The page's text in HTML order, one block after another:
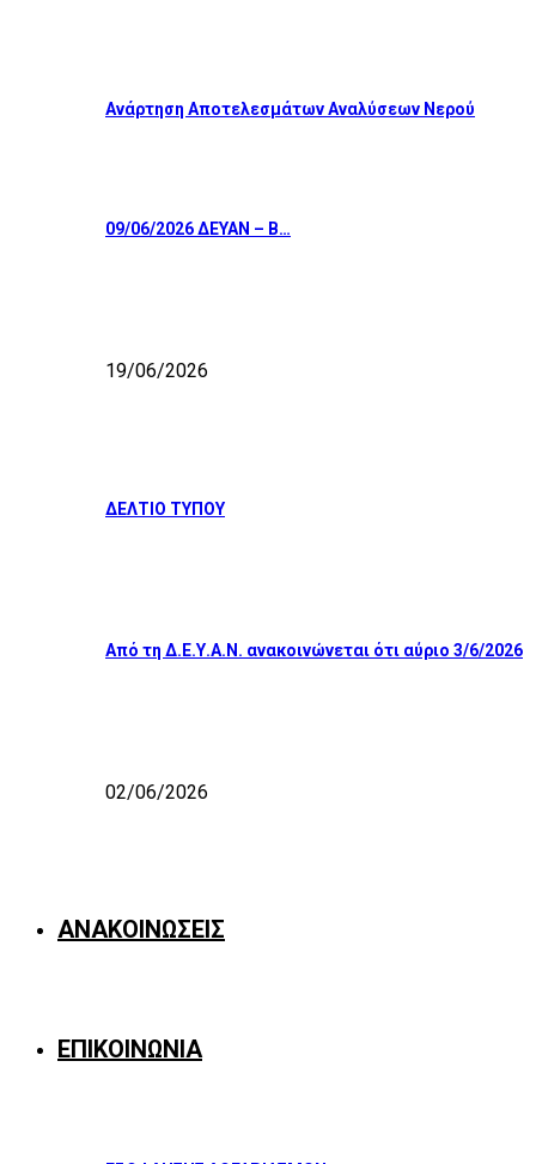
Ανάρτηση Αποτελεσμάτων Αναλύσεων Νερού
09/06/2026 ΔΕΥΑΝ – Β…
19/06/2026
ΔΕΛΤΙΟ ΤΥΠΟΥ
Από τη Δ.Ε.Υ.Α.Ν. ανακοινώνεται ότι αύριο 3/6/2026
02/06/2026
ΑΝΑΚΟΙΝΩΣΕΙΣ
ΕΠΙΚΟΙΝΩΝΙΑ